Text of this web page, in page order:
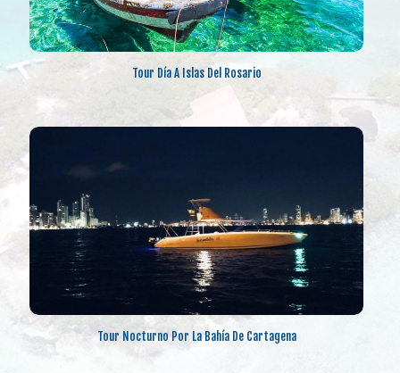
Tour Día A Islas Del Rosario
Tour Nocturno Por La Bahía De Cartagena